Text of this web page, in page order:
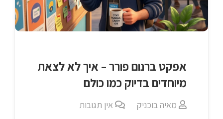
אפקט ברנום פורר – איך לא לצאת
מיוחדים בדיוק כמו כולם
מאיה בוכניק אין תגובות